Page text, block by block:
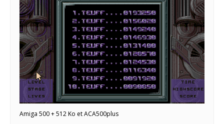
Amiga 500 + 512 Ko et ACA500plus